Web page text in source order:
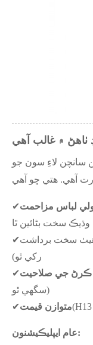
سانچن لاءِ سون جو
✔لباس مزاحمت
✔سخت برداشت
رکي ٿو)
✔ڪرڻ جي صلاحيت
سگھي ٿو)
✔متوازن قيمت
عام ايپليڪيشنون: